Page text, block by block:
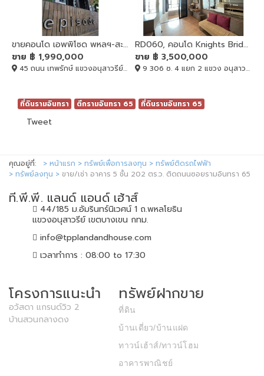
ขายคอนโด เอพพิโซด พหลฯ-สะพานใหม่ กรุงเทพมหานคร, ขายคอนโด เอพพิโซด พหลฯ-สะพานใหม่ กรุงเทพมหานคร
ขาย ฿ 1,990,000
45 ถนน เทพรักษ์ แขวงอนุสาวรีย์ เขตบางเขน กรุงเทพมหานคร 10220, บางเขน, BANGKOK , 10220
RD060, คอนโด Knights Bridge Sky City Sapanmai ติด BTS
ขาย ฿ 3,500,000
9 306 ซ. 4 แยก 2 แขวง อนุสาวรีย์, บางเขน, BANGKOK , 10220
ที่ดินรามอินทรา ตึกรามอินทรา 65 ที่ดินรามอินทรา 65
Tweet
คุณอยู่ที่: หน้าแรก ทรัพย์เพื่อการลงทุน
ทรัพย์ติดรถไฟฟ้า
ทรัพย์ลงทุน
ขาย/เช่า อาคาร 5 ชั้น 202 ตร.ว. ติดถนนซอยรามอินทรา 65
ที.พี.พี. แลนด์ แอนด์ เฮ้าส์
44/185 ม.อัมรินทร์นิเวศน์ 1 ถ.พหลโยธิน
แขวงอนุสาวรีย์ เขตบางเขน กทม.
info@tpplandandhouse.com
เวลาทำการ : 08:00 to 17:30
โครงการแนะนำ
อวัสดา แกรนด์วิว 2
บ้านสวนกลางดง
ทรัพย์ฝากขาย
ที่ดิน
บ้านเดี่ยว/บ้านแฝด
ทาวน์เฮ้าส์/ทาวน์โฮม
อาคารพาณิชย์